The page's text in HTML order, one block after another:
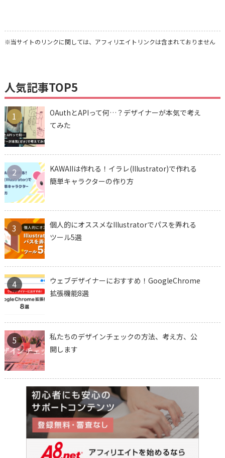
※当サイトのリンクに関しては、アフィリエイトリンクは含まれておりません
人気記事TOP5
1
OAuthとAPIって何…？デザイナーが本気で考え
てみた
2
KAWAIIは作れる！イラレ(Illustrator)で作れる
簡単キャラクターの作り方
3
個人的にオススメなIllustratorでパスを弄れる
ツール5選
4
ウェブデザイナーにおすすめ！GoogleChrome
拡張機能8選
5
私たちのデザインチェックの方法、考え方、公
開します